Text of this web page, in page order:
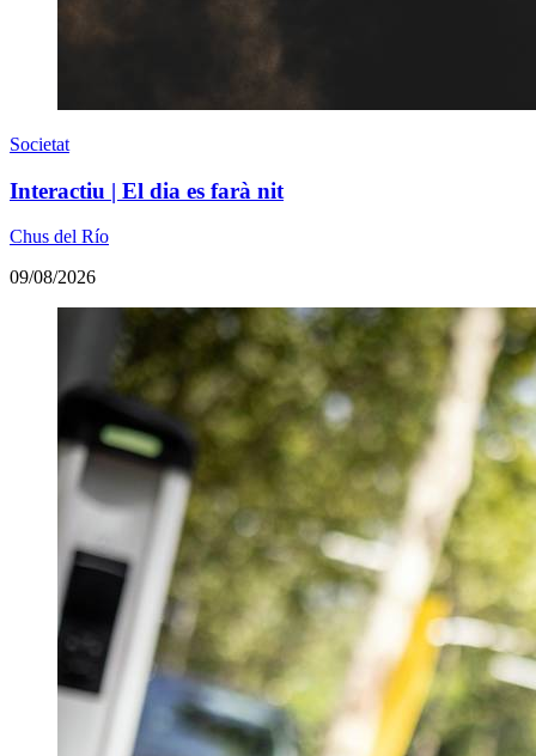
Societat
Interactiu | El dia es farà nit
Chus del Río
09/08/2026